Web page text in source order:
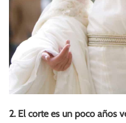
2. El corte es un poco años